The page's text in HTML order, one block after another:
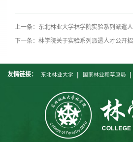
上一条：东北林业大学林学院实验系列派遣
下一条：林学院关于实验系列派遣人才公开
友情链接： 东北林业大学 | 国家林业和草原局 |
中国林业科学研究院 | 北京林业大学 | 南京林
中南林业科技大学 西北农林
| 内蒙古农业大学